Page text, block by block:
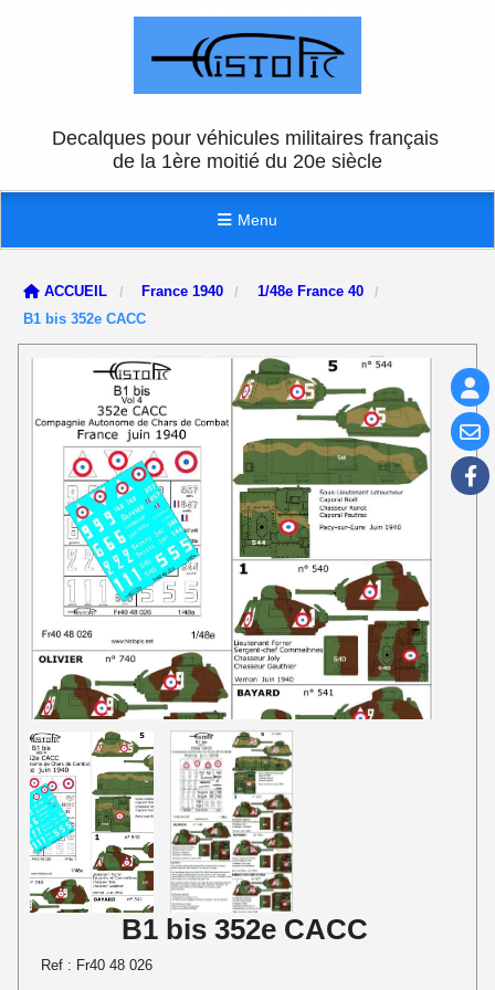
Decalques pour véhicules militaires français
de la 1ère moitié du 20e siècle
Menu
ACCUEIL France 1940
1/48e France 40
B1 bis 352e CACC
B1 bis 352e CACC
Ref : Fr40 48 026